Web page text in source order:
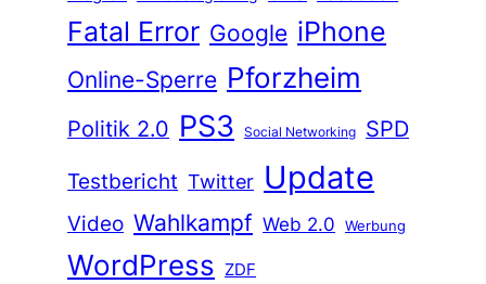
Fatal Error Google iPhone
Online-Sperre Pforzheim
Politik 2.0 PS3 Social Networking
SPD
Testbericht Twitter Update
Video Wahlkampf Web 2.0 Werbung
WordPress ZDF